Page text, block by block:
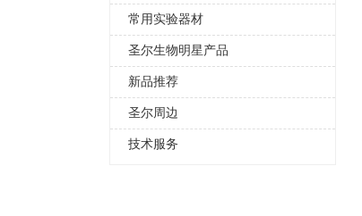
常用实验器材
圣尔生物明星产品
新品推荐
圣尔周边
技术服务